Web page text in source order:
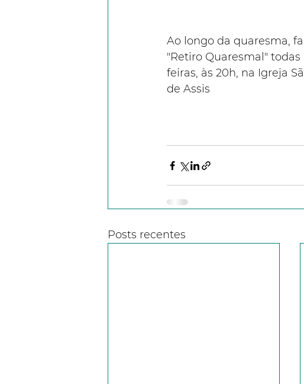
Ao longo da quaresma,
"Retiro Quaresmal" todas
feiras, às 20h, na Igreja
de Assis
Posts recentes